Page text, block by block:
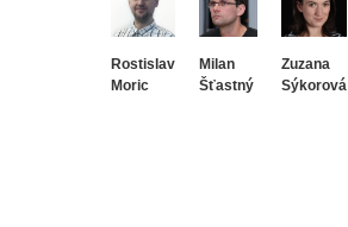
Rostislav
Moric
Milan
Šťastný
Zuzana
Sýkorová